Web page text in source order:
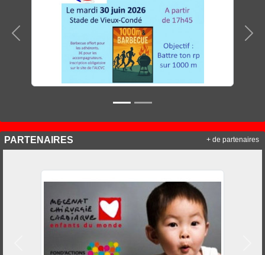
Précedent
PARTENAIRES
Précedent
+ de partenaires